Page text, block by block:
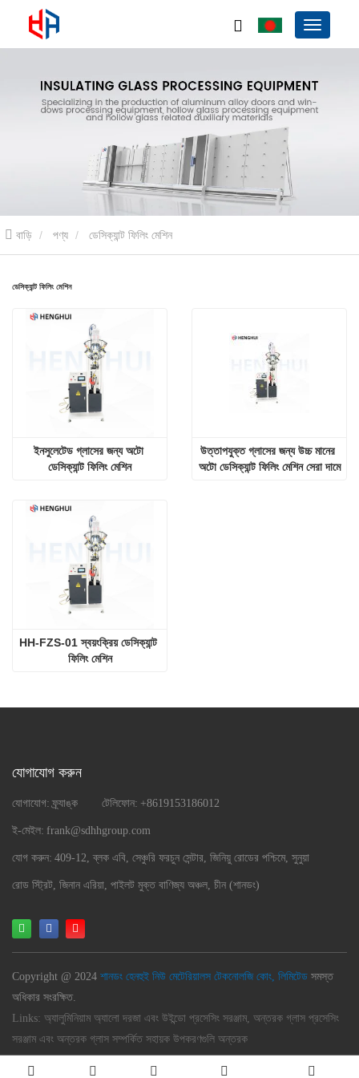
বাড়ি পণ্য ডেসিক্যান্ট ফিলিং মেশিন
ডেসিক্যান্ট ফিলিং মেশিন
ইনসুলেটেড গ্লাসের জন্য অটো
ডেসিক্যান্ট ফিলিং মেশিন
উত্তাপযুক্ত গ্লাসের জন্য উচ্চ মানের
অটো ডেসিক্যান্ট ফিলিং মেশিন সেরা দামে
HH-FZS-01 স্বয়ংক্রিয় ডেসিক্যান্ট
ফিলিং মেশিন
যোগাযোগ করুন
যোগাযোগ: ফ্র্যাঙ্ক টেলিফোন: +8619153186012
ই-মেইল: frank@sdhhgroup.com
যোগ করুন: 409-12, ব্লক এবি, সেঞ্চুরি ফরচুন সেন্টার, জিনিয়ু রোডের পশ্চিমে, সুনুয়া
রোড স্ট্রিট, জিনান এরিয়া, পাইলট মুক্ত বাণিজ্য অঞ্চল, চীন (শানডং)
Copyright @ 2024 শানডং হেনহুই নিউ মেটেরিয়ালস টেকনোলজি কোং, লিমিটেড সমস্ত
অধিকার সংরক্ষিত.
Links: অ্যালুমিনিয়াম অ্যালো দরজা এবং উইন্ডো প্রসেসিং সরঞ্জাম, অন্তরক গ্লাস প্রসেসিং
সরঞ্জাম এবং অন্তরক গ্লাস সম্পর্কিত সহায়ক উপকরণগুলি অন্তরক